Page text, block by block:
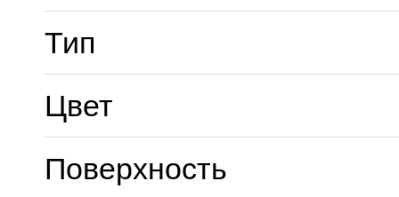
Тип
Цвет
Поверхность